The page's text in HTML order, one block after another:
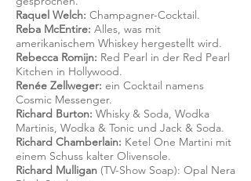
Raquel Welch: Champagner-Cocktail.
Reba McEntire: Alles, was mit
amerikanischem Whiskey hergestellt wird.
Rebecca Romijn: Red Pearl in der Red Pearl
Kitchen in Hollywood.
Renée Zellweger: ein Cocktail namens
Cosmic Messenger.
Richard Burton: Whisky & Soda, Wodka
Martinis, Wodka & Tonic und Jack & Soda.
Richard Chamberlain: Ketel One Martini mit
einem Schuss kalter Olivensole.
Richard Mulligan (TV-Show Soap): Opal Nera